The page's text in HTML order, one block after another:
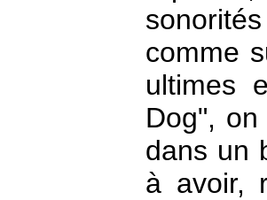
comme
ultimes
Dog",
dans un
à avoir,